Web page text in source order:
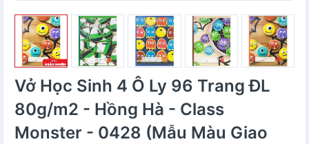
Vở Học Sinh 4 Ô Ly 96 Trang ĐL
80g/m2 - Hồng Hà - Class
Monster - 0428 (Mẫu Màu Giao